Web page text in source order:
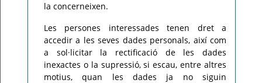
la concerneixen.
Les persones interessades tenen dret a
accedir a les seves dades personals, així com
a sol·licitar la rectificació de les dades
inexactes o la supressió, si escau, entre altres
motius, quan les dades ja no siguin